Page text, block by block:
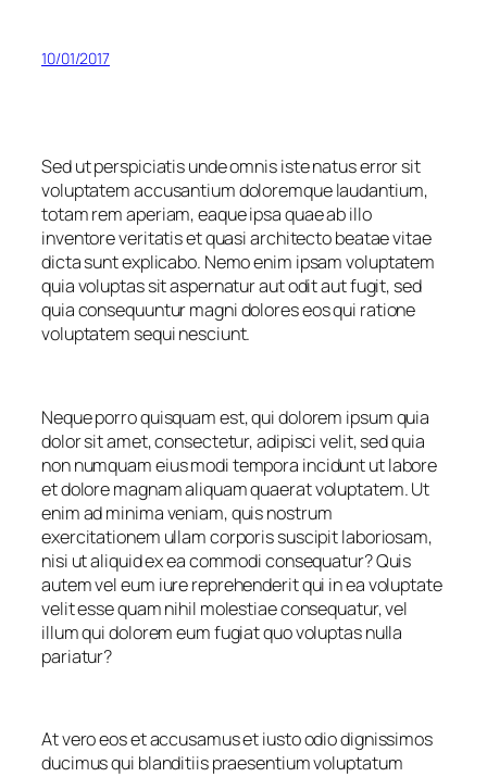
10/01/2017
Sed ut perspiciatis unde omnis iste natus error sit
voluptatem accusantium doloremque laudantium,
totam rem aperiam, eaque ipsa quae ab illo
inventore veritatis et quasi architecto beatae vitae
dicta sunt explicabo. Nemo enim ipsam voluptatem
quia voluptas sit aspernatur aut odit aut fugit, sed
quia consequuntur magni dolores eos qui ratione
voluptatem sequi nesciunt.
Neque porro quisquam est, qui dolorem ipsum quia
dolor sit amet, consectetur, adipisci velit, sed quia
non numquam eius modi tempora incidunt ut labore
et dolore magnam aliquam quaerat voluptatem. Ut
enim ad minima veniam, quis nostrum
exercitationem ullam corporis suscipit laboriosam,
nisi ut aliquid ex ea commodi consequatur? Quis
autem vel eum iure reprehenderit qui in ea voluptate
velit esse quam nihil molestiae consequatur, vel
illum qui dolorem eum fugiat quo voluptas nulla
pariatur?
At vero eos et accusamus et iusto odio dignissimos
ducimus qui blanditiis praesentium voluptatum